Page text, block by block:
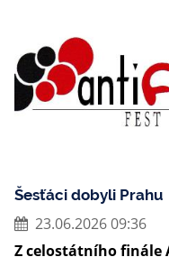
Šesťáci dobyli Prahu
23.06.2026 09:36
Z celostátního finále